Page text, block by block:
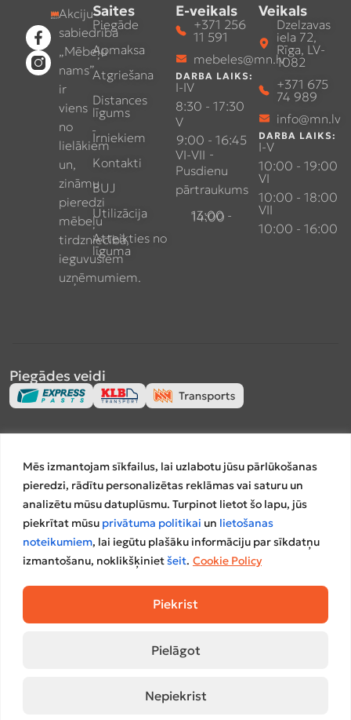
Mēs izmantojam sīkfailus, lai uzlabotu jūsu pārlūkošanas
pieredzi, rādītu personalizētas reklāmas vai saturu un
analizētu mūsu datuplūsmu. Turpinot lietot šo lapu, jūs
piekrītat mūsu privātuma politikai un lietošanas
noteikumiem, lai iegūtu plašāku informāciju par sīkdatņu
izmantošanu, noklikšķinietšeit. Cookie Policy
Pielāgot
Nepiekrist
Piekrist
Akciju
sabiedrība
„Mēbeļu
nams”
ir
viens
no
lielākiem
un,
zināmu
pieredzi
mēbeļu
tirdzniecībā,
ieguvušiem
uzņēmumiem.
Saites
Piegāde
Apmaksa
Atgriešana
Distances
līgums
Īrniekiem
Kontakti
BUJ
Utilizācija
Atteikties no
līguma
E-veikals
+371 256
11 591
mebeles@mn.lv
DARBA LAIKS:
I-IV
8:30 - 17:30
V
9:00 - 16:45
VI-VII -
Pusdienu
pārtraukums
13:00 - 14:00
Veikals
Dzelzavas
iela 72,
Rīga, LV-
1082
+371 675
74 989
info@mn.lv
DARBA LAIKS:
I-V
10:00 - 19:00
VI
10:00 - 18:00
VII
10:00 - 16:00
Piegādes veidi
Salīdzināšanas platformas
Interneta veikalu izstrādāja